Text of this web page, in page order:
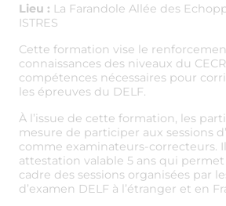
Lieu : La Farandole Allée des
ISTRES
Cette formation vise le
connaissances des niveaux du
compétences nécessaires pour
les épreuves du DELF.
À l’issue de cette formation, les
mesure de participer aux sessions
comme examinateurs-correcteurs.
attestation valable 5 ans qui permet
cadre des sessions organisées par
d’examen DELF à l’étranger et en